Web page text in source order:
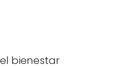
bienestar